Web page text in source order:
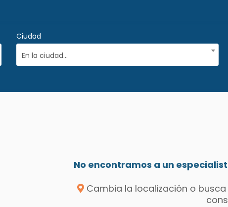
Ciudad
En la ciudad...
No encontramos a un
Cambia la localización o